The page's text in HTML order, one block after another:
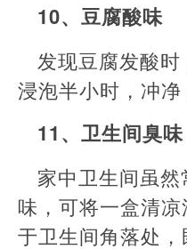
10、豆腐酸味
发现豆腐发酸
浸泡半小时，冲净
11、卫生间臭味
家中卫生间虽
味，可将一盒清
于卫生间角落处，